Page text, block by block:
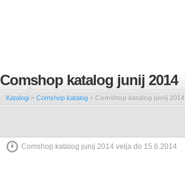
Comshop katalog junij 2014
Katalogi » Comshop katalog » Comshop katalog junij 2014
Comshop katalog junij 2014 velja do 15.6.2014